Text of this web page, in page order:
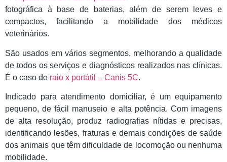
fotográfica à base de baterias, além de serem leves e
compactos, facilitando a mobilidade dos médicos
veterinários.
São usados em vários segmentos, melhorando a qualidade
de todos os serviços e diagnósticos realizados nas clínicas.
É o caso do raio x portátil – Canis 5C.
Indicado para atendimento domiciliar, é um equipamento
pequeno, de fácil manuseio e alta potência. Com imagens
de alta resolução, produz radiografias nítidas e precisas,
identificando lesões, fraturas e demais condições de saúde
dos animais que têm dificuldade de locomoção ou nenhuma
mobilidade.